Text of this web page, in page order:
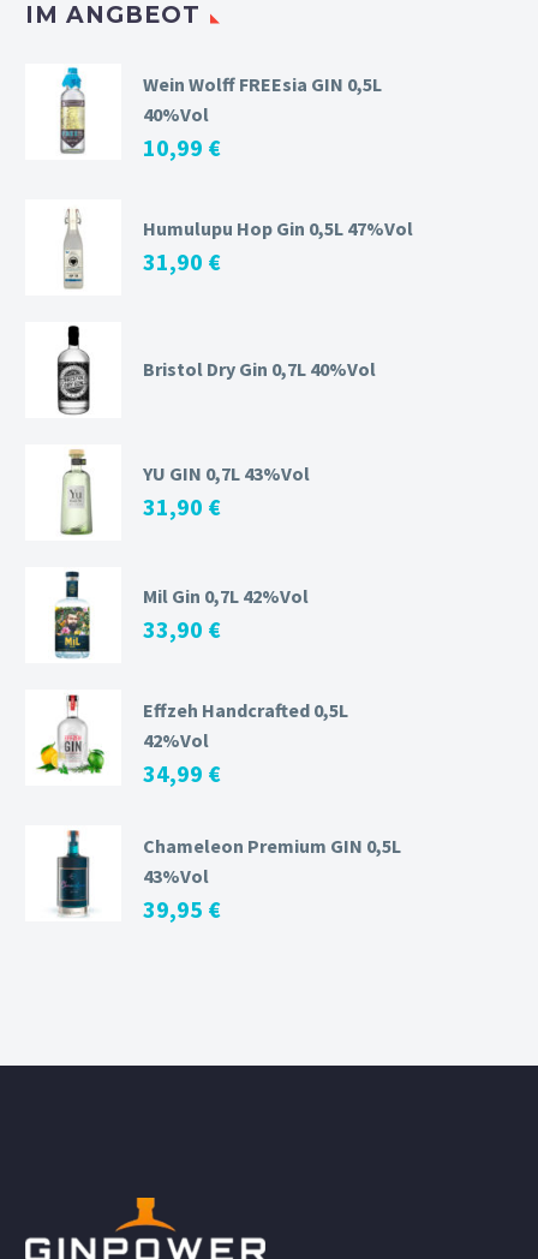
IM ANGBEOT
Wein Wolff FREEsia GIN 0,5L
40%Vol
10,99 €
Humulupu Hop Gin 0,5L 47%Vol
31,90 €
Bristol Dry Gin 0,7L 40%Vol
YU GIN 0,7L 43%Vol
31,90 €
Mil Gin 0,7L 42%Vol
33,90 €
Effzeh Handcrafted 0,5L
42%Vol
34,99 €
Chameleon Premium GIN 0,5L
43%Vol
39,95 €